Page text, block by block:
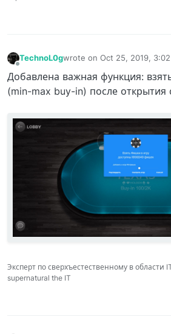
Offline
TechnoL0gwrote on Oct 25, 2019,
last edited by TechnoL0g
Добавлена важная функция:
(min-max buy-in) после открытия
Эксперт по сверхъестественному в области
supernatural the IT